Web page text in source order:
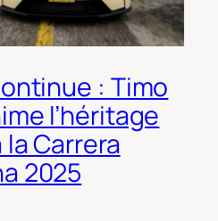
: Timo
l’héritage
Carrera
2025